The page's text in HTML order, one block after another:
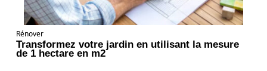
Rénover
Transformez votre jardin en utilisant la mesure
de 1 hectare en m2